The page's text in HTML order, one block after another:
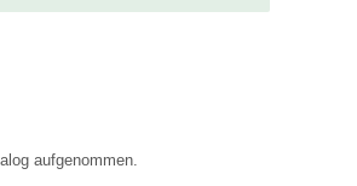
aufgenommen.